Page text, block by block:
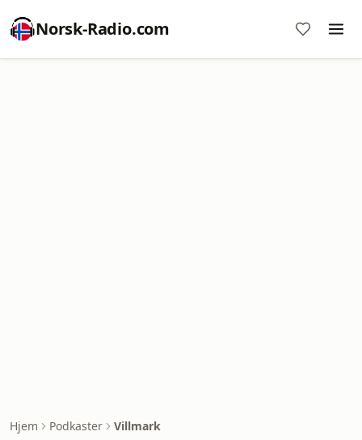
Norsk-Radio.com
Hjem Podkaster Villmark